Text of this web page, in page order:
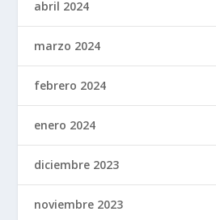
abril 2024
marzo 2024
febrero 2024
enero 2024
diciembre 2023
noviembre 2023